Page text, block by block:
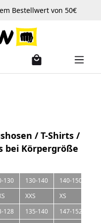
Bestellwert von 50€
/ T-Shirts /
bei Körpergröße
130 130-140 140-150
XXS XS
128 135-140 147-152